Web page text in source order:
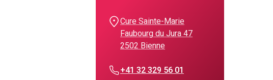
Cure Sainte-Marie
Faubourg du Jura 47
2502 Bienne
+41 32 329 56 01